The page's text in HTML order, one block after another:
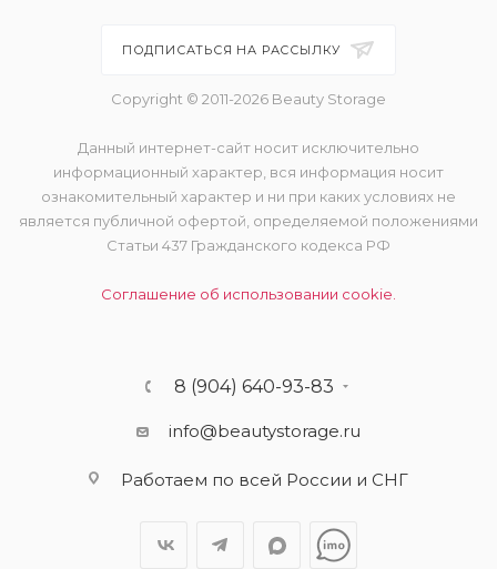
ПОДПИСАТЬСЯ НА РАССЫЛКУ
Copyright © 2011-2026 Beauty Storage
Данный интернет-сайт носит исключительно
информационный характер, вся информация носит
ознакомительный характер и ни при каких условиях не
является публичной офертой, определяемой положениями
Статьи 437 Гражданского кодекса РФ
Соглашение об использовании cookie.
8 (904) 640-93-83
info@beautystorage.ru
Работаем по всей России и СНГ